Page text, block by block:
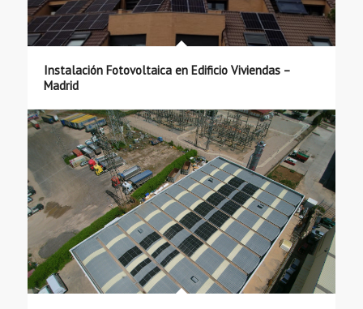
Instalación Fotovoltaica en Edificio Viviendas –
Madrid